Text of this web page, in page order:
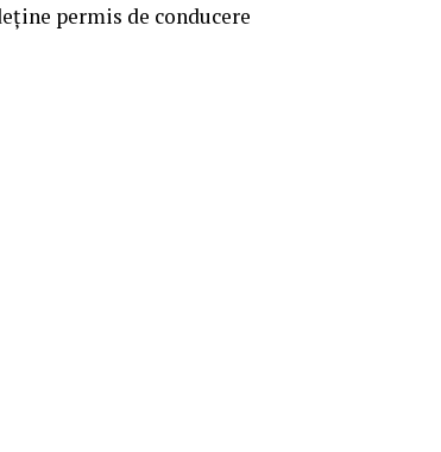
permis de conducere